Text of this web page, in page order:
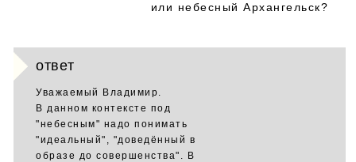
или небесный Архангельск?
ответ
Уважаемый Владимир.
В данном контексте под
"небесным" надо понимать
"идеальный", "доведённый в
образе до совершенства". В